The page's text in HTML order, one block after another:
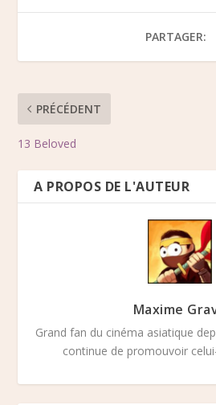
PARTAGER:
PRÉCÉDENT
13 Beloved
A PROPOS DE L'AUTEUR
Maxime
Grand fan du cinéma asiatique
continue de promouvoir